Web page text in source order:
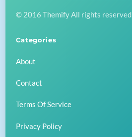
Top
© 2016 Themify All rights reserved
Categories
About
Contact
Terms Of Service
Privacy Policy